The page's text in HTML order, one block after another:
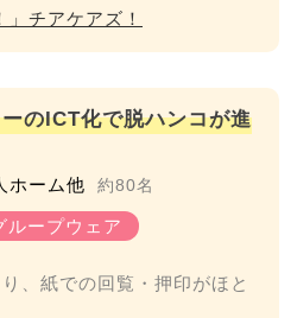
チアケアズ！
のICT化で脱ハンコが進
ホーム他 約80名
、紙での回覧・押印がほと